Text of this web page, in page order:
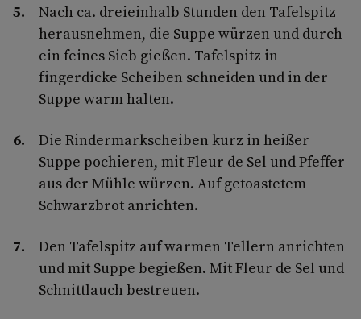
Nach ca. dreieinhalb Stunden den Tafelspitz
herausnehmen, die Suppe würzen und durch
ein feines Sieb gießen. Tafelspitz in
fingerdicke Scheiben schneiden und in der
Suppe warm halten.
Die Rindermarkscheiben kurz in heißer
Suppe pochieren, mit Fleur de Sel und Pfeffer
aus der Mühle würzen. Auf getoastetem
Schwarzbrot anrichten.
Den Tafelspitz auf warmen Tellern anrichten
und mit Suppe begießen. Mit Fleur de Sel und
Schnittlauch bestreuen.